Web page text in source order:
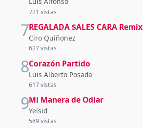
721 vistas
7REGALADA $ALES CARA Remix
Ciro Quiñonez
627 vistas
8Corazón Partido
Luis Alberto Posada
617 vistas
9Mi Manera de Odiar
Yelsid
589 vistas